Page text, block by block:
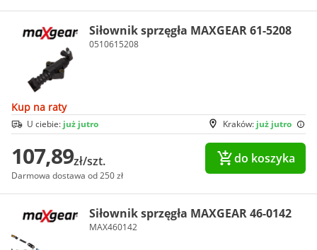
Siłownik sprzęgła MAXGEAR 61-5208
0510615208
Kup na raty
Kraków: już jutro
U ciebie: już jutro
107,89zł/szt.
Darmowa dostawa od 250 zł
do koszyka
Siłownik sprzęgła MAXGEAR 46-0142
MAX460142